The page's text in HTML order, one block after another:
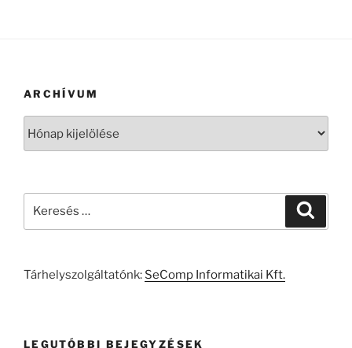
ARCHÍVUM
Tárhelyszolgáltatónk: SeComp Informatikai Kft.
LEGUTÓBBI BEJEGYZÉSEK